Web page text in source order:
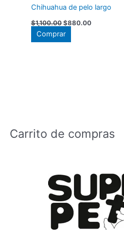
Chihuahua de pelo largo
$1,100.00 El
precio
original
era:
$880.00El
Comprar
Carrito de compras